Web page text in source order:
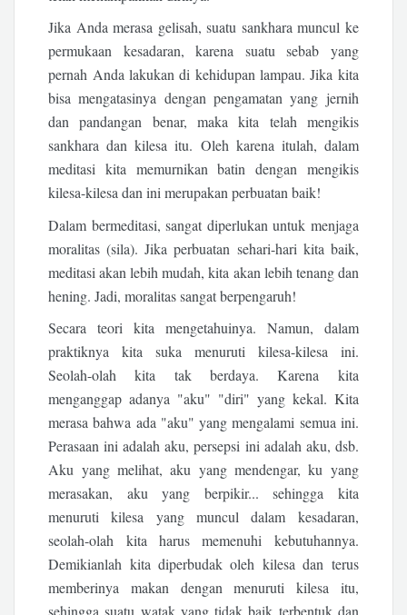
Jika Anda merasa gelisah, suatu sankhara muncul ke
permukaan kesadaran, karena suatu sebab yang
pernah Anda lakukan di kehidupan lampau. Jika kita
bisa mengatasinya dengan pengamatan yang jernih
dan pandangan benar, maka kita telah mengikis
sankhara dan kilesa itu. Oleh karena itulah, dalam
meditasi kita memurnikan batin dengan mengikis
kilesa-kilesa dan ini merupakan perbuatan baik!
Dalam bermeditasi, sangat diperlukan untuk menjaga
moralitas (sila). Jika perbuatan sehari-hari kita baik,
meditasi akan lebih mudah, kita akan lebih tenang dan
hening. Jadi, moralitas sangat berpengaruh!
Secara teori kita mengetahuinya. Namun, dalam
praktiknya kita suka menuruti kilesa-kilesa ini.
Seolah-olah kita tak berdaya. Karena kita
menganggap adanya "aku" "diri" yang kekal. Kita
merasa bahwa ada "aku" yang mengalami semua ini.
Perasaan ini adalah aku, persepsi ini adalah aku, dsb.
Aku yang melihat, aku yang mendengar, ku yang
merasakan, aku yang berpikir... sehingga kita
menuruti kilesa yang muncul dalam kesadaran,
seolah-olah kita harus memenuhi kebutuhannya.
Demikianlah kita diperbudak oleh kilesa dan terus
memberinya makan dengan menuruti kilesa itu,
sehingga suatu watak yang tidak baik terbentuk dan